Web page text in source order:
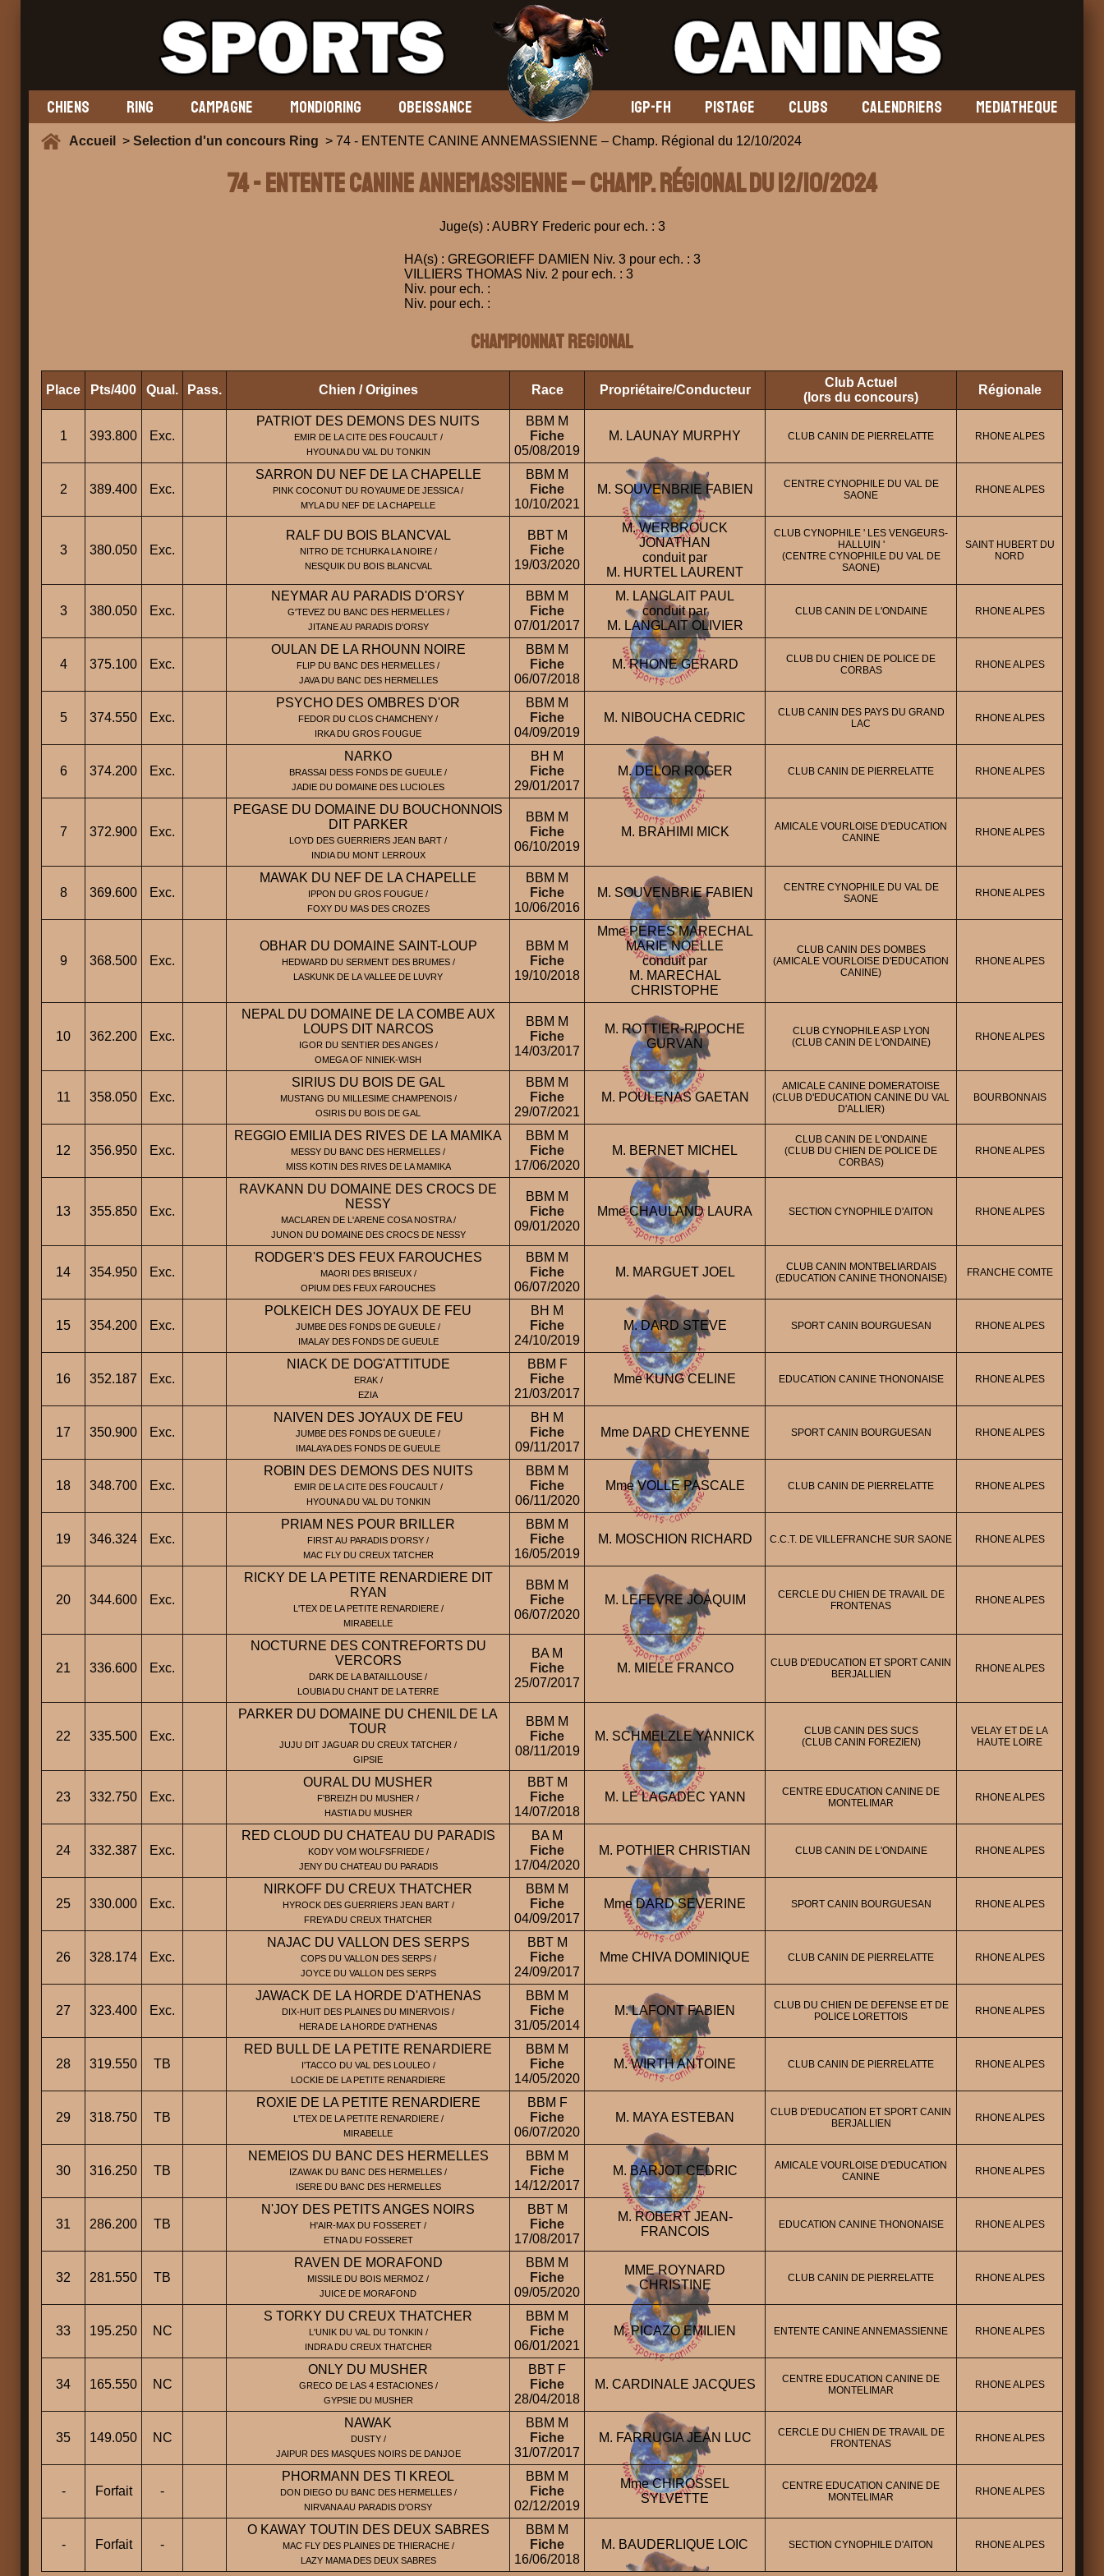
CHIENS RING CAMPAGNE MONDIORING OBEISSANCE IGP-FH PISTAGE CLUBS CALENDRIERS MEDIATHEQUE
Accueil > Selection d'un concours Ring > 74 - ENTENTE CANINE ANNEMASSIENNE – Champ. Régional du 12/10/2024
74 - ENTENTE CANINE ANNEMASSIENNE – Champ. Régional du 12/10/2024
Juge(s) : AUBRY Frederic pour ech. : 3
HA(s) : GREGORIEFF DAMIEN Niv. 3 pour ech. : 3
VILLIERS THOMAS Niv. 2 pour ech. : 3
Niv. pour ech. :
Niv. pour ech. :
CHAMPIONNAT REGIONAL
Place Pts/400 Qual. Pass. Chien / Origines Race Propriétaire/Conducteur
Club Actuel
(lors du concours)
Régionale
1 393.800 Exc.
PATRIOT DES DEMONS DES NUITS
EMIR DE LA CITE DES FOUCAULT /
HYOUNA DU VAL DU TONKIN
BBM M
Fiche
05/08/2019
M. LAUNAY MURPHY CLUB CANIN DE PIERRELATTE RHONE ALPES
2 389.400 Exc.
SARRON DU NEF DE LA CHAPELLE
PINK COCONUT DU ROYAUME DE JESSICA /
MYLA DU NEF DE LA CHAPELLE
BBM M
Fiche
10/10/2021
M. SOUVENBRIE FABIEN
CENTRE CYNOPHILE DU VAL DE
SAONE
RHONE ALPES
3 380.050 Exc.
RALF DU BOIS BLANCVAL
NITRO DE TCHURKA LA NOIRE /
NESQUIK DU BOIS BLANCVAL
BBT M
Fiche
19/03/2020
M. WERBROUCK
JONATHAN
conduit par
M. HURTEL LAURENT
CLUB CYNOPHILE ' LES VENGEURS-
HALLUIN '
(CENTRE CYNOPHILE DU VAL DE
SAONE)
SAINT HUBERT DU
NORD
3 380.050 Exc.
NEYMAR AU PARADIS D'ORSY
G'TEVEZ DU BANC DES HERMELLES /
JITANE AU PARADIS D'ORSY
BBM M
Fiche
07/01/2017
M. LANGLAIT PAUL
conduit par
M. LANGLAIT OLIVIER
CLUB CANIN DE L'ONDAINE RHONE ALPES
4 375.100 Exc.
OULAN DE LA RHOUNN NOIRE
FLIP DU BANC DES HERMELLES /
JAVA DU BANC DES HERMELLES
BBM M
Fiche
06/07/2018
M. RHONE GERARD
CLUB DU CHIEN DE POLICE DE
CORBAS
RHONE ALPES
5 374.550 Exc.
PSYCHO DES OMBRES D'OR
FEDOR DU CLOS CHAMCHENY /
IRKA DU GROS FOUGUE
BBM M
Fiche
04/09/2019
M. NIBOUCHA CEDRIC
CLUB CANIN DES PAYS DU GRAND
LAC
RHONE ALPES
6 374.200 Exc.
NARKO
BRASSAI DESS FONDS DE GUEULE /
JADIE DU DOMAINE DES LUCIOLES
BH M
Fiche
29/01/2017
M. DELOR ROGER CLUB CANIN DE PIERRELATTE RHONE ALPES
7 372.900 Exc.
PEGASE DU DOMAINE DU BOUCHONNOIS
DIT PARKER
LOYD DES GUERRIERS JEAN BART /
INDIA DU MONT LERROUX
BBM M
Fiche
06/10/2019
M. BRAHIMI MICK
AMICALE VOURLOISE D'EDUCATION
CANINE
RHONE ALPES
8 369.600 Exc.
MAWAK DU NEF DE LA CHAPELLE
IPPON DU GROS FOUGUE /
FOXY DU MAS DES CROZES
BBM M
Fiche
10/06/2016
M. SOUVENBRIE FABIEN
CENTRE CYNOPHILE DU VAL DE
SAONE
RHONE ALPES
9 368.500 Exc.
OBHAR DU DOMAINE SAINT-LOUP
HEDWARD DU SERMENT DES BRUMES /
LASKUNK DE LA VALLEE DE LUVRY
BBM M
Fiche
19/10/2018
Mme PERES MARECHAL
MARIE NOELLE
conduit par
M. MARECHAL
CHRISTOPHE
CLUB CANIN DES DOMBES
(AMICALE VOURLOISE D'EDUCATION
CANINE)
RHONE ALPES
10 362.200 Exc.
NEPAL DU DOMAINE DE LA COMBE AUX
LOUPS DIT NARCOS
IGOR DU SENTIER DES ANGES /
OMEGA OF NINIEK-WISH
BBM M
Fiche
14/03/2017
M. ROTTIER-RIPOCHE
GURVAN
CLUB CYNOPHILE ASP LYON
(CLUB CANIN DE L'ONDAINE)
RHONE ALPES
11 358.050 Exc.
SIRIUS DU BOIS DE GAL
MUSTANG DU MILLESIME CHAMPENOIS /
OSIRIS DU BOIS DE GAL
BBM M
Fiche
29/07/2021
M. POULENAS GAETAN
AMICALE CANINE DOMERATOISE
(CLUB D'EDUCATION CANINE DU VAL
D'ALLIER)
BOURBONNAIS
12 356.950 Exc.
REGGIO EMILIA DES RIVES DE LA MAMIKA
MESSY DU BANC DES HERMELLES /
MISS KOTIN DES RIVES DE LA MAMIKA
BBM M
Fiche
17/06/2020
M. BERNET MICHEL
CLUB CANIN DE L'ONDAINE
(CLUB DU CHIEN DE POLICE DE
CORBAS)
RHONE ALPES
13 355.850 Exc.
RAVKANN DU DOMAINE DES CROCS DE
NESSY
MACLAREN DE L'ARENE COSA NOSTRA /
JUNON DU DOMAINE DES CROCS DE NESSY
BBM M
Fiche
09/01/2020
Mme CHAULAND LAURA SECTION CYNOPHILE D'AITON RHONE ALPES
14 354.950 Exc.
RODGER'S DES FEUX FAROUCHES
MAORI DES BRISEUX /
OPIUM DES FEUX FAROUCHES
BBM M
Fiche
06/07/2020
M. MARGUET JOEL
CLUB CANIN MONTBELIARDAIS
(EDUCATION CANINE THONONAISE)
FRANCHE COMTE
15 354.200 Exc.
POLKEICH DES JOYAUX DE FEU
JUMBE DES FONDS DE GUEULE /
IMALAY DES FONDS DE GUEULE
BH M
Fiche
24/10/2019
M. DARD STEVE SPORT CANIN BOURGUESAN RHONE ALPES
16 352.187 Exc.
NIACK DE DOG'ATTITUDE
ERAK /
EZIA
BBM F
Fiche
21/03/2017
Mme KUNG CELINE EDUCATION CANINE THONONAISE RHONE ALPES
17 350.900 Exc.
NAIVEN DES JOYAUX DE FEU
JUMBE DES FONDS DE GUEULE /
IMALAYA DES FONDS DE GUEULE
BH M
Fiche
09/11/2017
Mme DARD CHEYENNE SPORT CANIN BOURGUESAN RHONE ALPES
18 348.700 Exc.
ROBIN DES DEMONS DES NUITS
EMIR DE LA CITE DES FOUCAULT /
HYOUNA DU VAL DU TONKIN
BBM M
Fiche
06/11/2020
Mme VOLLE PASCALE CLUB CANIN DE PIERRELATTE RHONE ALPES
19 346.324 Exc.
PRIAM NES POUR BRILLER
FIRST AU PARADIS D'ORSY /
MAC FLY DU CREUX TATCHER
BBM M
Fiche
16/05/2019
M. MOSCHION RICHARD C.C.T. DE VILLEFRANCHE SUR SAONE RHONE ALPES
20 344.600 Exc.
RICKY DE LA PETITE RENARDIERE DIT
RYAN
L'TEX DE LA PETITE RENARDIERE /
MIRABELLE
BBM M
Fiche
06/07/2020
M. LEFEVRE JOAQUIM
CERCLE DU CHIEN DE TRAVAIL DE
FRONTENAS
RHONE ALPES
21 336.600 Exc.
NOCTURNE DES CONTREFORTS DU
VERCORS
DARK DE LA BATAILLOUSE /
LOUBIA DU CHANT DE LA TERRE
BA M
Fiche
25/07/2017
M. MIELE FRANCO
CLUB D'EDUCATION ET SPORT CANIN
BERJALLIEN
RHONE ALPES
22 335.500 Exc.
PARKER DU DOMAINE DU CHENIL DE LA
TOUR
JUJU DIT JAGUAR DU CREUX TATCHER /
GIPSIE
BBM M
Fiche
08/11/2019
M. SCHMELZLE YANNICK
CLUB CANIN DES SUCS
(CLUB CANIN FOREZIEN)
VELAY ET DE LA
HAUTE LOIRE
23 332.750 Exc.
OURAL DU MUSHER
F'BREIZH DU MUSHER /
HASTIA DU MUSHER
BBT M
Fiche
14/07/2018
M. LE LAGADEC YANN
CENTRE EDUCATION CANINE DE
MONTELIMAR
RHONE ALPES
24 332.387 Exc.
RED CLOUD DU CHATEAU DU PARADIS
KODY VOM WOLFSFRIEDE /
JENY DU CHATEAU DU PARADIS
BA M
Fiche
17/04/2020
M. POTHIER CHRISTIAN CLUB CANIN DE L'ONDAINE RHONE ALPES
25 330.000 Exc.
NIRKOFF DU CREUX THATCHER
HYROCK DES GUERRIERS JEAN BART /
FREYA DU CREUX THATCHER
BBM M
Fiche
04/09/2017
Mme DARD SEVERINE SPORT CANIN BOURGUESAN RHONE ALPES
26 328.174 Exc.
NAJAC DU VALLON DES SERPS
COPS DU VALLON DES SERPS /
JOYCE DU VALLON DES SERPS
BBT M
Fiche
24/09/2017
Mme CHIVA DOMINIQUE CLUB CANIN DE PIERRELATTE RHONE ALPES
27 323.400 Exc.
JAWACK DE LA HORDE D'ATHENAS
DIX-HUIT DES PLAINES DU MINERVOIS /
HERA DE LA HORDE D'ATHENAS
BBM M
Fiche
31/05/2014
M. LAFONT FABIEN
CLUB DU CHIEN DE DEFENSE ET DE
POLICE LORETTOIS
RHONE ALPES
28 319.550 TB
RED BULL DE LA PETITE RENARDIERE
I'TACCO DU VAL DES LOULEO /
LOCKIE DE LA PETITE RENARDIERE
BBM M
Fiche
14/05/2020
M. WIRTH ANTOINE CLUB CANIN DE PIERRELATTE RHONE ALPES
29 318.750 TB
ROXIE DE LA PETITE RENARDIERE
L'TEX DE LA PETITE RENARDIERE /
MIRABELLE
BBM F
Fiche
06/07/2020
M. MAYA ESTEBAN
CLUB D'EDUCATION ET SPORT CANIN
BERJALLIEN
RHONE ALPES
30 316.250 TB
NEMEIOS DU BANC DES HERMELLES
IZAWAK DU BANC DES HERMELLES /
ISERE DU BANC DES HERMELLES
BBM M
Fiche
14/12/2017
M. BARJOT CEDRIC
AMICALE VOURLOISE D'EDUCATION
CANINE
RHONE ALPES
31 286.200 TB
N'JOY DES PETITS ANGES NOIRS
H'AIR-MAX DU FOSSERET /
ETNA DU FOSSERET
BBT M
Fiche
17/08/2017
M. ROBERT JEAN-
FRANCOIS
EDUCATION CANINE THONONAISE RHONE ALPES
32 281.550 TB
RAVEN DE MORAFOND
MISSILE DU BOIS MERMOZ /
JUICE DE MORAFOND
BBM M
Fiche
09/05/2020
MME ROYNARD
CHRISTINE
CLUB CANIN DE PIERRELATTE RHONE ALPES
33 195.250 NC
S TORKY DU CREUX THATCHER
L'UNIK DU VAL DU TONKIN /
INDRA DU CREUX THATCHER
BBM M
Fiche
06/01/2021
M. PICAZO EMILIEN ENTENTE CANINE ANNEMASSIENNE RHONE ALPES
34 165.550 NC
ONLY DU MUSHER
GRECO DE LAS 4 ESTACIONES /
GYPSIE DU MUSHER
BBT F
Fiche
28/04/2018
M. CARDINALE JACQUES
CENTRE EDUCATION CANINE DE
MONTELIMAR
RHONE ALPES
35 149.050 NC
NAWAK
DUSTY /
JAIPUR DES MASQUES NOIRS DE DANJOE
BBM M
Fiche
31/07/2017
M. FARRUGIA JEAN LUC
CERCLE DU CHIEN DE TRAVAIL DE
FRONTENAS
RHONE ALPES
- Forfait -
PHORMANN DES TI KREOL
DON DIEGO DU BANC DES HERMELLES /
NIRVANA AU PARADIS D'ORSY
BBM M
Fiche
02/12/2019
Mme CHIROSSEL
SYLVETTE
CENTRE EDUCATION CANINE DE
MONTELIMAR
RHONE ALPES
- Forfait -
O KAWAY TOUTIN DES DEUX SABRES
MAC FLY DES PLAINES DE THIERACHE /
LAZY MAMA DES DEUX SABRES
BBM M
Fiche
16/06/2018
M. BAUDERLIQUE LOIC SECTION CYNOPHILE D'AITON RHONE ALPES